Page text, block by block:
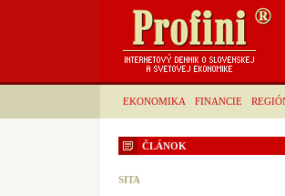
EKONOMIKA FINANCIE
ČLÁNOK
SITA